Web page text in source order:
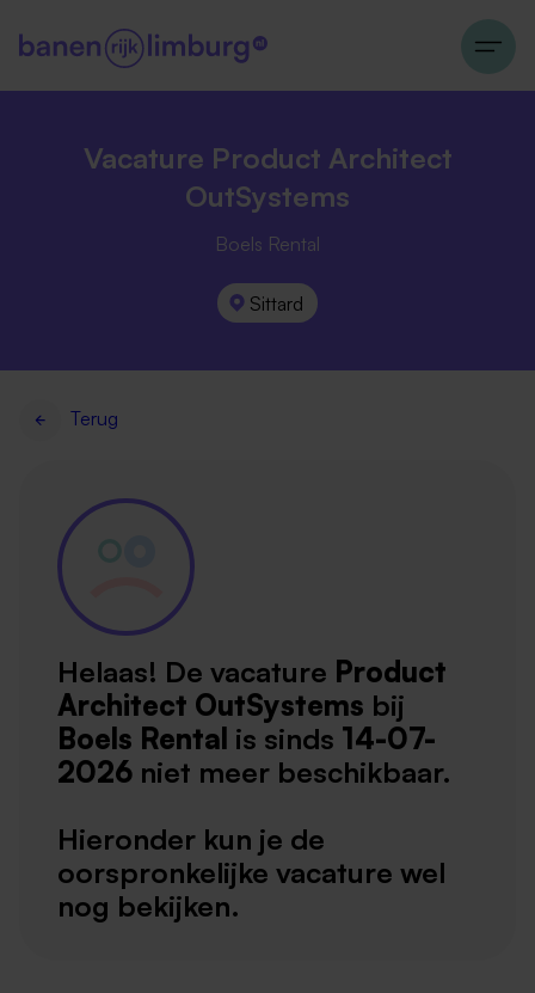
Vacature Product Architect
OutSystems
Boels Rental
Sittard
Terug
Helaas! De vacature Product
Architect OutSystems bij
Boels Rental is sinds 14-07-
2026 niet meer beschikbaar.
Hieronder kun je de
oorspronkelijke vacature wel
nog bekijken.